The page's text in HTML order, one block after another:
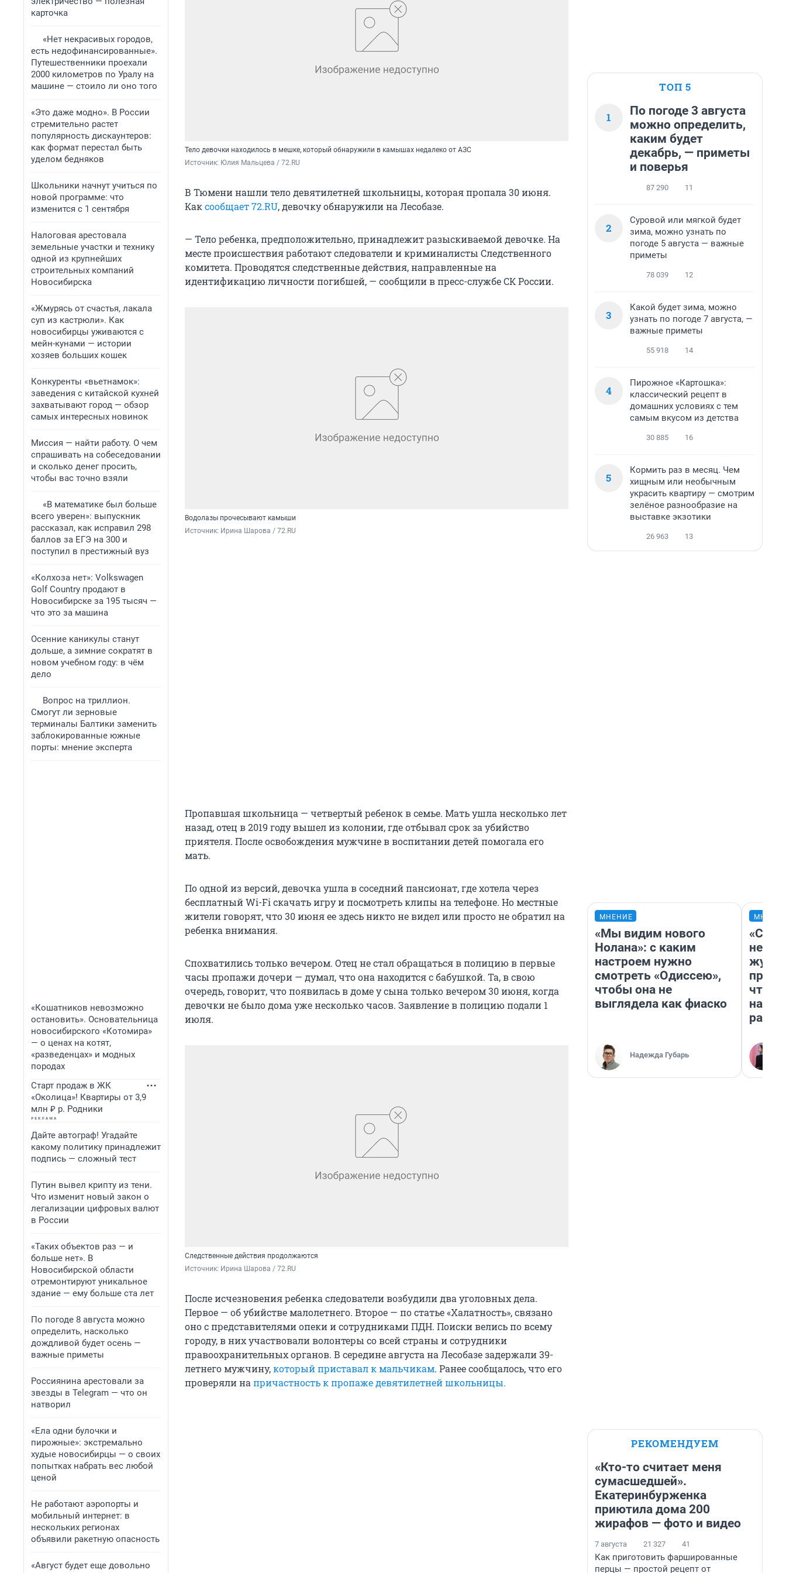
карточка
«Нет некрасивых городов,
есть недофинансированные».
Путешественники проехали
2000 километров по Уралу на
машине — стоило ли оно того
«Это даже модно». В России
стремительно растет
популярность дискаунтеров:
как формат перестал быть
уделом бедняков
Школьники начнут учиться по
новой программе: что
изменится с 1 сентября
Налоговая арестовала
земельные участки и технику
одной из крупнейших
строительных компаний
Новосибирска
«Жмурясь от счастья, лакала
суп из кастрюли». Как
новосибирцы уживаются с
мейн-кунами — истории
хозяев больших кошек
Конкуренты «вьетнамок»:
заведения с китайской кухней
захватывают город — обзор
самых интересных новинок
Миссия — найти работу. О чем
спрашивать на собеседовании
и сколько денег просить,
чтобы вас точно взяли
«В математике был больше
всего уверен»: выпускник
рассказал, как исправил 298
баллов за ЕГЭ на 300 и
поступил в престижный вуз
«Колхоза нет»: Volkswagen
Golf Сountry продают в
Новосибирске за 195 тысяч —
что это за машина
Осенние каникулы станут
дольше, а зимние сократят в
новом учебном году: в чём
дело
Вопрос на триллион.
Смогут ли зерновые
терминалы Балтики заменить
заблокированные южные
порты: мнение эксперта
«Кошатников невозможно
остановить». Основательница
новосибирского «Котомира»
— о ценах на котят,
«разведенцах» и модных
породах
Старт продаж в ЖК
«Околица»! Квартиры от 3,9
млн ₽ р. Родники
Дайте автограф! Угадайте
какому политику принадлежит
подпись — сложный тест
Путин вывел крипту из тени.
Что изменит новый закон о
легализации цифровых валют
в России
«Таких объектов раз — и
больше нет». В
Новосибирской области
отремонтируют уникальное
здание — ему больше ста лет
По погоде 8 августа можно
определить, насколько
дождливой будет осень —
важные приметы
Россиянина арестовали за
звезды в Telegram — что он
натворил
«Ела одни булочки и
пирожные»: экстремально
худые новосибирцы — о своих
попытках набрать вес любой
ценой
Не работают аэропорты и
мобильный интернет: в
нескольких регионах
объявили ракетную опасность
«Август будет еще довольно
Тело девочки находилось в мешке, который обнаружили в камышах недалеко от АЗС
Источник: Юлия Мальцева / 72.RU
В Тюмени нашли тело девятилетней школьницы, которая пропала 30 июня.
Каксообщает 72.RU, девочку обнаружили на Лесобазе.
— Тело ребенка, предположительно, принадлежит разыскиваемой девочке. На
месте происшествия работают следователи и криминалисты Следственного
комитета. Проводятся следственные действия, направленные на
идентификацию личности погибшей, — сообщили в пресс-службе СК России.
Водолазы прочесывают камыши
Источник: Ирина Шарова / 72.RU
Пропавшая школьница — четвертый ребенок в семье. Мать ушла несколько лет
назад, отец в 2019 году вышел из колонии, где отбывал срок за убийство
приятеля. После освобождения мужчине в воспитании детей помогала его
мать.
По одной из версий, девочка ушла в соседний пансионат, где хотела через
бесплатный Wi-Fi скачать игру и посмотреть клипы на телефоне. Но местные
жители говорят, что 30 июня ее здесь никто не видел или просто не обратил на
ребенка внимания.
Спохватились только вечером. Отец не стал обращаться в полицию в первые
часы пропажи дочери — думал, что она находится с бабушкой. Та, в свою
очередь, говорит, что появилась в доме у сына только вечером 30 июня, когда
девочки не было дома уже несколько часов. Заявление в полицию подали 1
июля.
Следственные действия продолжаются
Источник: Ирина Шарова / 72.RU
После исчезновения ребенка следователи возбудили два уголовных дела.
Первое — об убийстве малолетнего. Второе — по статье «Халатность», связано
оно с представителями опеки и сотрудниками ПДН. Поиски велись по всему
городу, в них участвовали волонтеры со всей страны и сотрудники
правоохранительных органов. В середине августа на Лесобазе задержали 39-
летнего мужчину,который приставал к мальчикам. Ранее сообщалось, что его
проверяли на причастность к пропаже девятилетней школьницы.
ТОП 5
1
По погоде 3 августа
можно определить,
каким будет
декабрь, — приметы
и поверья
87 290 11
2
Суровой или мягкой будет
зима, можно узнать по
погоде 5 августа — важные
приметы
78 039 12
3
Какой будет зима, можно
узнать по погоде 7 августа, —
важные приметы
55 918 14
4
Пирожное «Картошка»:
классический рецепт в
домашних условиях с тем
самым вкусом из детства
30 885 16
5
Кормить раз в месяц. Чем
хищным или необычным
украсить квартиру — смотрим
зелёное разнообразие на
выставке экзотики
26 963 13
МНЕНИЕ
«Мы видим нового
Нолана»: с каким
настроем нужно
смотреть «Одиссею»,
чтобы она не
выглядела как фиаско
Надежда Губарь
на
ради
РЕКОМЕНДУЕМ
«Кто-то считает меня
сумасшедшей».
Екатеринбурженка
приютила дома 200
жирафов — фото и видео
7 августа 21 327 41
Как приготовить фаршированные
перцы — простой рецепт от